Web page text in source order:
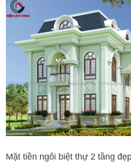
Mặt tiền ngôi biệt thự 2 tầng